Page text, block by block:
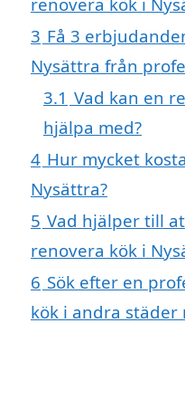
3 Få 3
Nysättra från
3.1 Vad kan en
hjälpa med?
4 Hur mycket
Nysättra?
5 Vad hjälper till
renovera kök i
6 Sök efter en
kök i andra städer